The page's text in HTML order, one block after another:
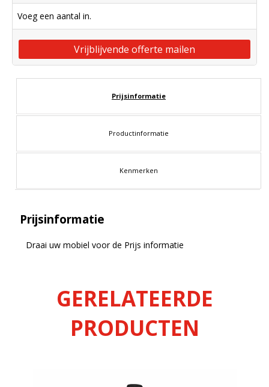
Voeg een aantal in.
Vrijblijvende offerte mailen
Prijsinformatie
Productinformatie
Kenmerken
Prijsinformatie
Draai uw mobiel voor de Prijs informatie
GERELATEERDE
PRODUCTEN